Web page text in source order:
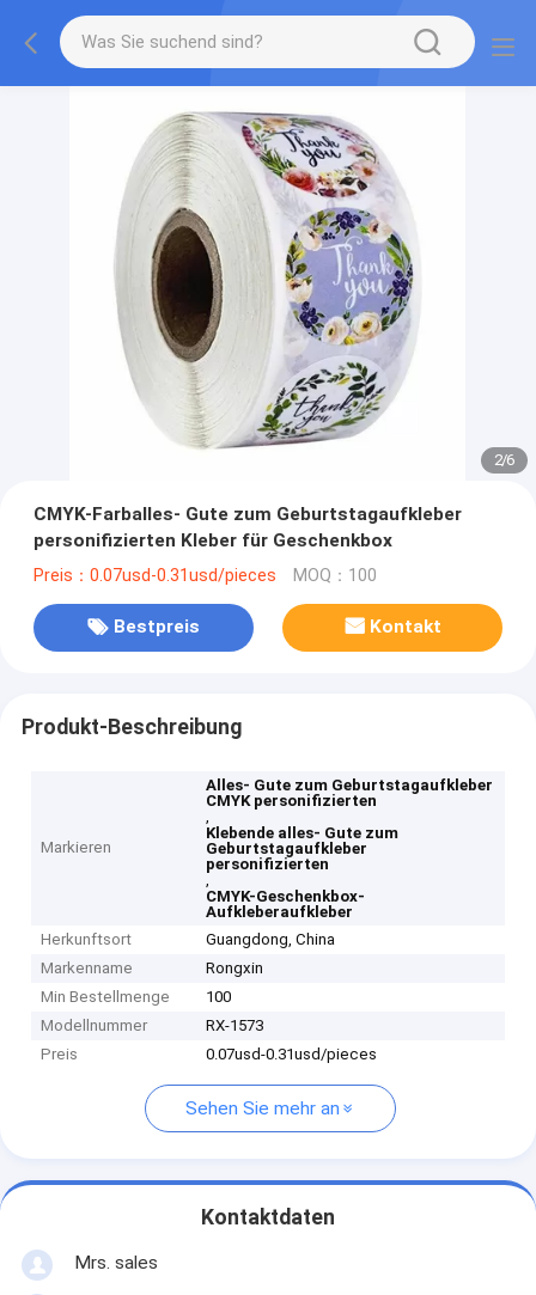
2/6
CMYK-Farballes- Gute zum Geburtstagaufkleber
personifizierten Kleber für Geschenkbox
Preis：0.07usd-0.31usd/pieces MOQ：100
Bestpreis Kontakt
Produkt-Beschreibung
Markieren
Alles- Gute zum Geburtstagaufkleber
CMYK personifizierten
,
Klebende alles- Gute zum
Geburtstagaufkleber
personifizierten
,
CMYK-Geschenkbox-
Aufkleberaufkleber
Herkunftsort
Guangdong, China
Markenname
Rongxin
Min Bestellmenge
100
Modellnummer
RX-1573
Preis
0.07usd-0.31usd/pieces
Sehen Sie mehr an
Kontaktdaten
Mrs. sales